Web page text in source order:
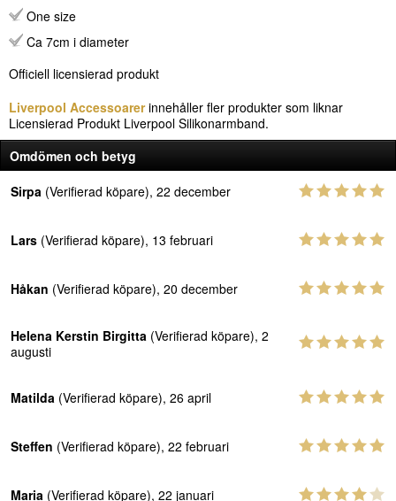
One size
Ca 7cm i diameter
Officiell licensierad produkt
Liverpool Accessoarerinnehåller fler produkter som liknar
Licensierad Produkt Liverpool Silikonarmband.
Omdömen och betyg
Sirpa (Verifierad köpare), 22 december
Lars (Verifierad köpare), 13 februari
Håkan (Verifierad köpare), 20 december
Helena Kerstin Birgitta (Verifierad köpare), 2
augusti
Matilda (Verifierad köpare), 26 april
Steffen (Verifierad köpare), 22 februari
Maria (Verifierad köpare), 22 januari